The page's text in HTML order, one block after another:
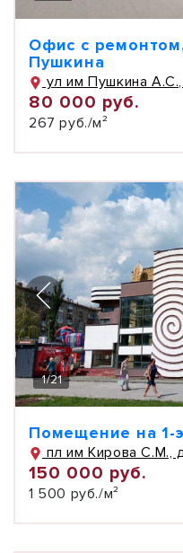
Офис с
Пушкина
ул им Пушкина
80 000 руб.
267 руб./м²
1/21
Помещение на 1-
пл им Кирова С.М.,
150 000 руб.
1 500 руб./м²